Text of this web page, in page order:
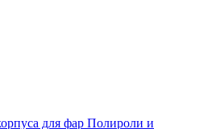
для фар Полироли и